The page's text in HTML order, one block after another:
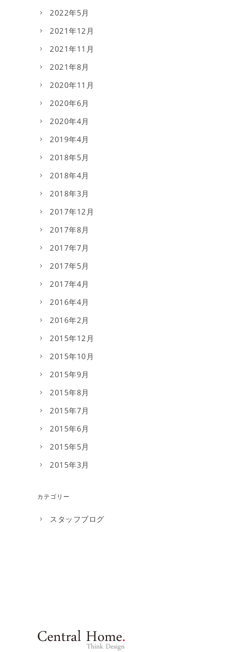
2022年5月
2021年12月
2021年11月
2021年8月
2020年11月
2020年6月
2020年4月
2019年4月
2018年5月
2018年4月
2018年3月
2017年12月
2017年8月
2017年7月
2017年5月
2017年4月
2016年4月
2016年2月
2015年12月
2015年10月
2015年9月
2015年8月
2015年7月
2015年6月
2015年5月
2015年3月
カテゴリー
スタッフブログ